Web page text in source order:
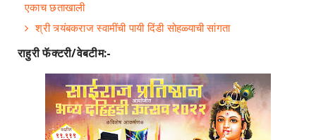
एकाच छताखाली
श्री त्र्यंबकराज स्वामींची पायी दिंडी सोहळ्याची सांगता
राहुरी फॅक्टरी/वेबटीम:-